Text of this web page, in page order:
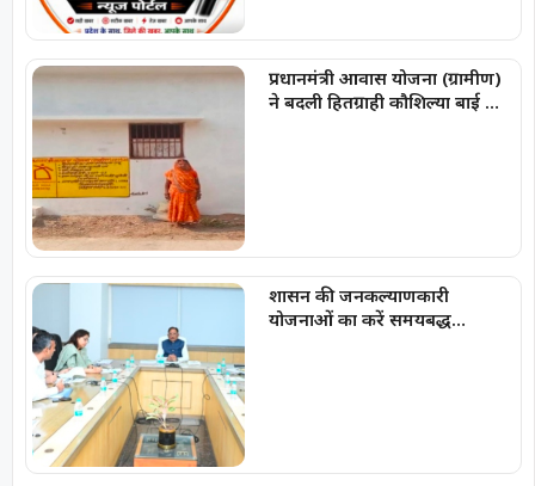
प्रधानमंत्री आवास योजना (ग्रामीण)
ने बदली हितग्राही कौशिल्या बाई की
शासन की जनकल्याणकारी
योजनाओं का करें समयबद्ध